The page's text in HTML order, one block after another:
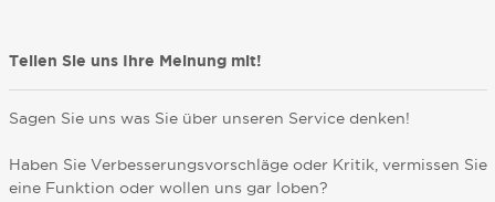
Teilen Sie uns Ihre Meinung mit!
Sagen Sie uns was Sie über unseren Service denken!
Haben Sie Verbesserungsvorschläge oder Kritik, vermissen Sie
eine Funktion oder wollen uns gar loben?